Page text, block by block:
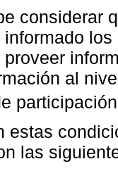
considerar
al
estas
las